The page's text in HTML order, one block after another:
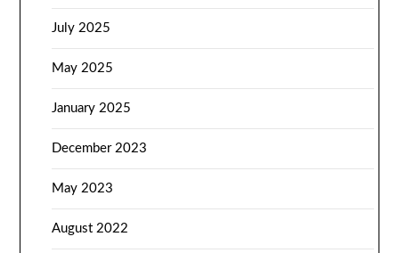
July 2025
May 2025
January 2025
December 2023
May 2023
August 2022